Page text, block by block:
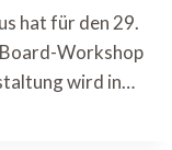
hat für den 29.
Workshop
wird in…